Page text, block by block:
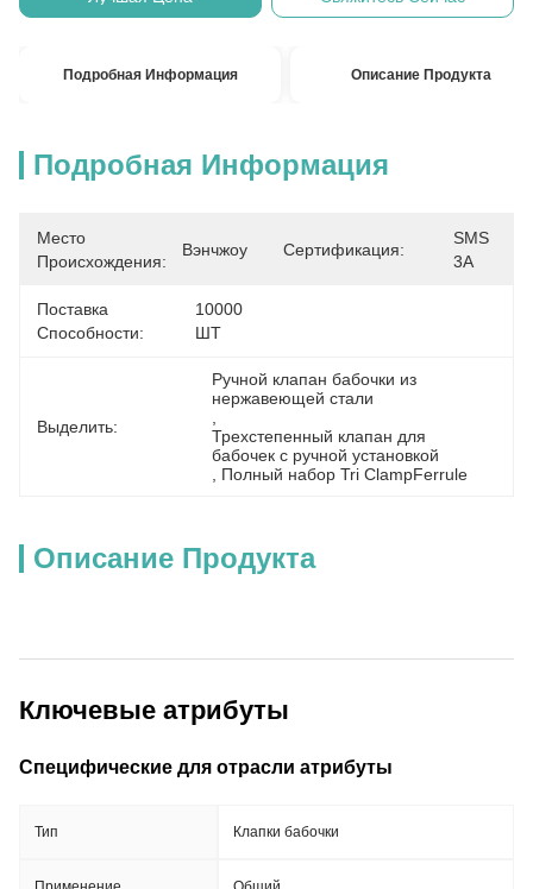
Подробная Информация Описание Продукта
Подробная Информация
Место
Происхождения:
Вэнчжоу Сертификация:
SMS
3A
Поставка
Способности:
10000
ШТ
Выделить:
Ручной клапан бабочки из
нержавеющей стали
Трехстепенный клапан для
бабочек с ручной установкой
Полный набор Tri ClampFerrule
Описание Продукта
Ключевые атрибуты
Специфические для отрасли атрибуты
Тип Клапки бабочки